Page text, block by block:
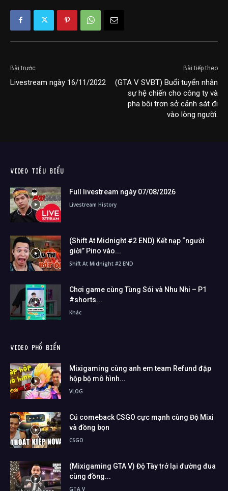
Bài trước
Livestream ngày 16/11/2022
Bài tiếp theo
(GTA V SVBT) Buổi tuyển nhân
sự hệ chiến cho công ty và
pha bôi trơn sở cảnh sát đi
vào lòng người.
VIDEO TIÊU BIỂU
Full livestream ngày 07/08/2026
Livestream History
(Shift At Midnight #2 END) Kết nạp “người
giời” Pino vào...
Shift At Midnight #2 END
Chơi game cùng Tùng Sói và Nhu Nhi – P1
#shorts...
Khác
VIDEO PHỔ BIẾN
Mixigaming cùng anh em team Refund đập
hộp bộ mô hình...
VLOG
Cú comeback CSGO cực mạnh cùng Độ Mixi
và đồng bọn
CSGO
(Mixigaming GTA V) Độ Tày trở lại đường đua
cùng đồng...
GTA V